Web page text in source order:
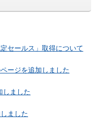
セールス」取得について
ージを追加しました
しました
ました